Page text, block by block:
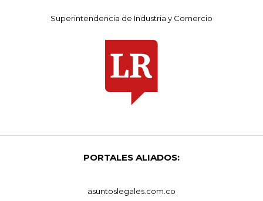
Superintendencia de Industria y Comercio
PORTALES ALIADOS:
asuntoslegales.com.co